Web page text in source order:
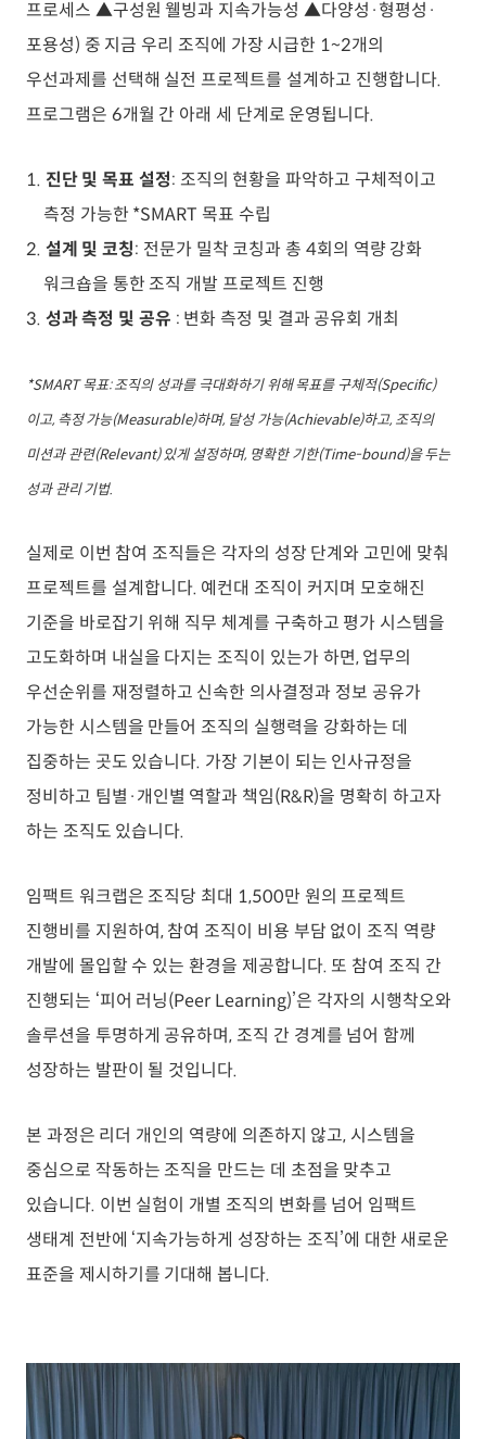
프로세스 ▲구성원 웰빙과 지속가능성 ▲다양성·형평성·
포용성) 중 지금 우리 조직에 가장 시급한 1~2개의
우선과제를 선택해 실전 프로젝트를 설계하고 진행합니다.
프로그램은 6개월 간 아래 세 단계로 운영됩니다.
진단 및 목표 설정: 조직의 현황을 파악하고 구체적이고
측정 가능한 *SMART 목표 수립
설계 및 코칭: 전문가 밀착 코칭과 총 4회의 역량 강화
워크숍을 통한 조직 개발 프로젝트 진행
성과 측정 및 공유 : 변화 측정 및 결과 공유회 개최
*SMART 목표: 조직의 성과를 극대화하기 위해 목표를 구체적(Specific)
이고, 측정 가능(Measurable)하며, 달성 가능(Achievable)하고, 조직의
미션과 관련(Relevant) 있게 설정하며, 명확한 기한(Time-bound)을 두는
성과 관리 기법.
실제로 이번 참여 조직들은 각자의 성장 단계와 고민에 맞춰
프로젝트를 설계합니다. 예컨대 조직이 커지며 모호해진
기준을 바로잡기 위해 직무 체계를 구축하고 평가 시스템을
고도화하며 내실을 다지는 조직이 있는가 하면, 업무의
우선순위를 재정렬하고 신속한 의사결정과 정보 공유가
가능한 시스템을 만들어 조직의 실행력을 강화하는 데
집중하는 곳도 있습니다. 가장 기본이 되는 인사규정을
정비하고 팀별·개인별 역할과 책임(R&R)을 명확히 하고자
하는 조직도 있습니다.
임팩트 워크랩은 조직당 최대 1,500만 원의 프로젝트
진행비를 지원하여, 참여 조직이 비용 부담 없이 조직 역량
개발에 몰입할 수 있는 환경을 제공합니다. 또 참여 조직 간
진행되는 ‘피어 러닝(Peer Learning)’은 각자의 시행착오와
솔루션을 투명하게 공유하며, 조직 간 경계를 넘어 함께
성장하는 발판이 될 것입니다.
본 과정은 리더 개인의 역량에 의존하지 않고, 시스템을
중심으로 작동하는 조직을 만드는 데 초점을 맞추고
있습니다. 이번 실험이 개별 조직의 변화를 넘어 임팩트
생태계 전반에 ‘지속가능하게 성장하는 조직’에 대한 새로운
표준을 제시하기를 기대해 봅니다.